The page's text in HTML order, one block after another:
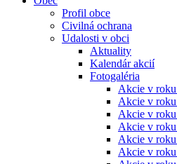
Profil obce
Civilná ochrana
Udalosti v obci
Aktuality
Kalendár akcií
Fotogaléria
Akcie v
Akcie v
Akcie v
Akcie v
Akcie v
Akcie v roku